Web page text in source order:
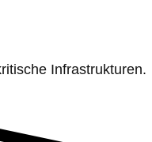
Infrastrukturen.